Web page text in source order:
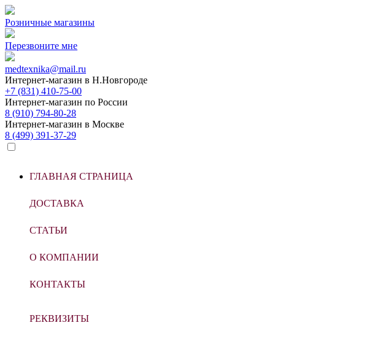
Розничные магазины
Перезвоните мне
medtexnika@mail.ru
Интернет-магазин в Н.Новгороде
+7 (831) 410-75-00
Интернет-магазин по России
8 (910) 794-80-28
Интернет-магазин в Москве
8 (499) 391-37-29
ГЛАВНАЯ СТРАНИЦА
ДОСТАВКА
СТАТЬИ
О КОМПАНИИ
КОНТАКТЫ
РЕКВИЗИТЫ